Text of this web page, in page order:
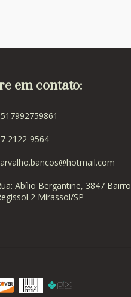
em contato:
2122-9564
Abílio Bergantine, 3847 Bairro
2 Mirassol/SP